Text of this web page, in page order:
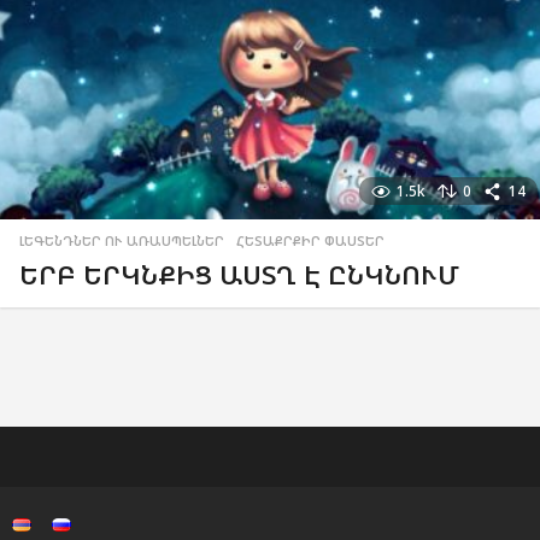
1.5k 0 14
ԼԵԳԵՆԴՆԵՐ ՈՒ ԱՌԱՍՊԵԼՆԵՐ ,ՀԵՏԱՔՐՔԻՐ ՓԱՍՏԵՐ
ԵՐԲ ԵՐԿՆՔԻՑ ԱՍՏՂ Է ԸՆԿՆՈՒՄ